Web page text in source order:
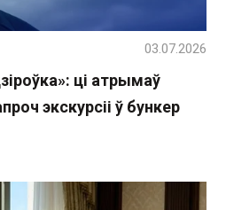
ці атрымаў
экскурсіі ў бункер
03.07.2026